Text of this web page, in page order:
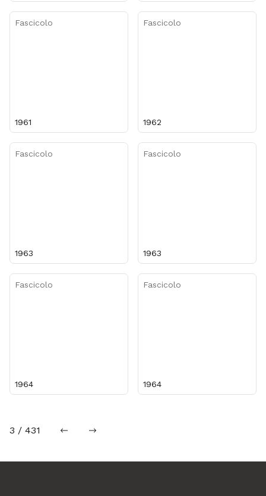
Fascicolo
1961
Fascicolo
1962
Fascicolo
1963
Fascicolo
1963
Fascicolo
1964
Fascicolo
1964
3 / 431 precedentesuccessiva